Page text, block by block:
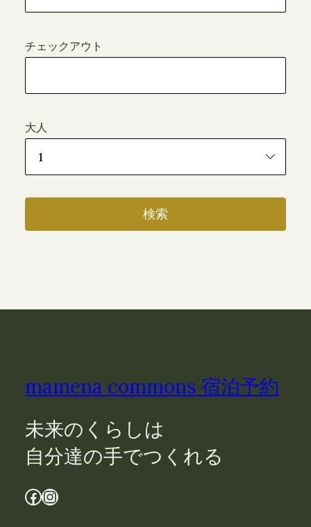
チェックアウト
大人
mamena commons 宿泊予約
未来のくらしは
自分達の手でつくれる
Facebook Instagram